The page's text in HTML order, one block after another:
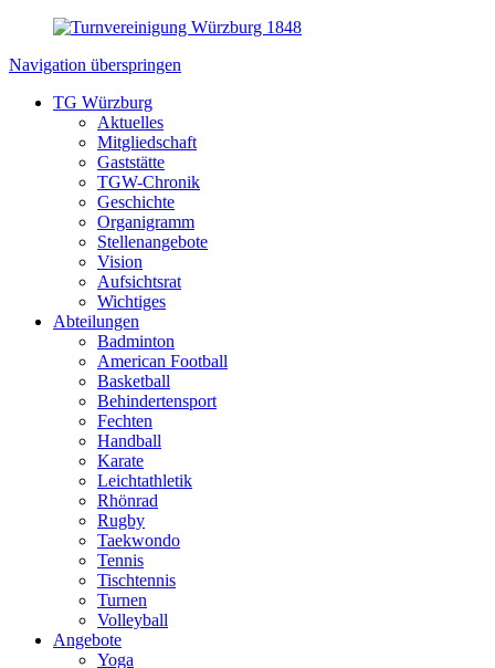
Navigation überspringen
TG Würzburg
Aktuelles
Mitgliedschaft
Gaststätte
TGW-Chronik
Geschichte
Organigramm
Stellenangebote
Vision
Aufsichtsrat
Wichtiges
Abteilungen
Badminton
American Football
Basketball
Behindertensport
Fechten
Handball
Karate
Leichtathletik
Rhönrad
Rugby
Taekwondo
Tennis
Tischtennis
Turnen
Volleyball
Angebote
Yoga